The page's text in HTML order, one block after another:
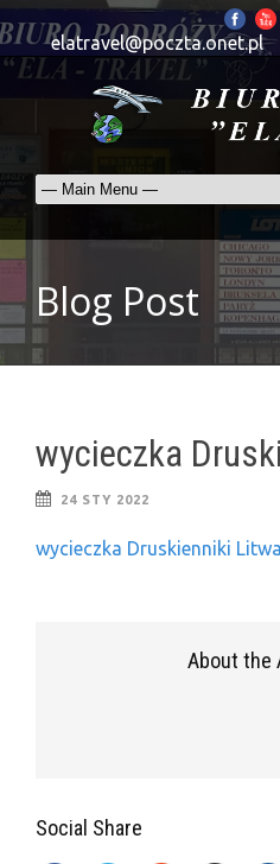
elatravel@poczta.onet.pl
Blog Post
wycieczka
24 STY 2022
wycieczka Druskienniki Litwa
About the
Social Share